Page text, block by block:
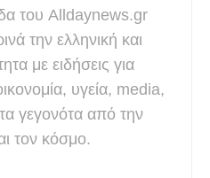
του Alldaynews.gr
την ελληνική και
με ειδήσεις για
υγεία, media,
γεγονότα από την
τον κόσμο.